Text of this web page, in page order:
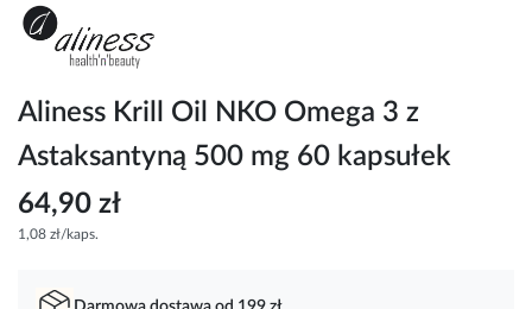
Przejdź
na
początek
Aliness Krill Oil NKO Omega 3 z
Astaksantyną 500 mg 60 kapsułek
64,90 zł
1,08 zł/kaps.